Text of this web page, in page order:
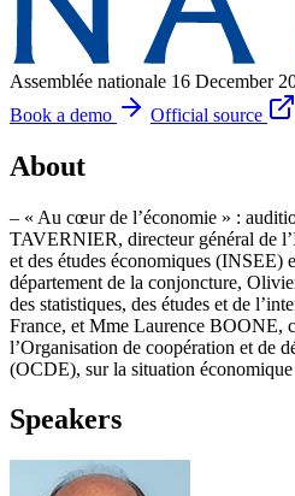
Assemblée nationale 16 December
Book a demo
Official source
About
– « Au cœur de l’économie » :
TAVERNIER, directeur général de
et des études économiques (INSEE)
département de la conjoncture,
des statistiques, des études et de
France, et Mme Laurence BOONE,
l’Organisation de coopération et de
(OCDE), sur la situation
Speakers